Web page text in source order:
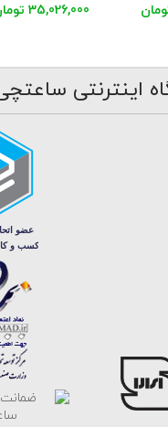
35,026,000 تومان
اینترنتی